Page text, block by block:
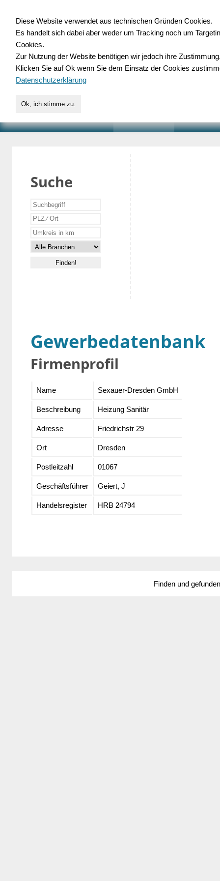
für Handwerk,
Suche
Gewerbedatenbank
Firmenprofil
Name Sexauer-Dresden GmbH
Beschreibung Heizung Sanitär
Adresse Friedrichstr 29
Ort Dresden
Postleitzahl 01067
Geschäftsführer Geiert, J
Handelsregister HRB 24794
Finden und
Diese Website verwendet aus technischen Gründen Cookies.
Es handelt sich dabei aber weder um Tracking noch um
Cookies.
Zur Nutzung der Website benötigen wir jedoch ihre
Klicken Sie auf Ok wenn Sie dem Einsatz der Cookies
Datenschutzerklärung
Ok, ich stimme zu.